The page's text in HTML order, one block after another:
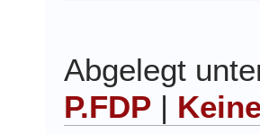
Abgelegt
P.FDP |